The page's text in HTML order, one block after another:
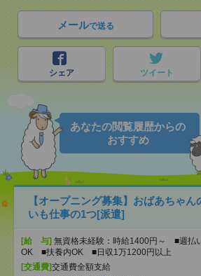
メールで送る
シェア ツイート
あなたの閲覧履歴からの
おすすめ
【オープニング募集】おばあちゃ
いも仕事の1つ[派遣]
[給 与] 無資格未経験：時給1400円～ ■週払
OK ■扶養内OK ■日収1万1200円以上
[交通費]交通費全額支給